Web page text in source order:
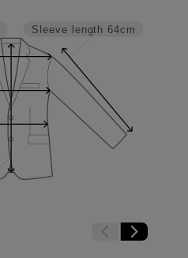
Sleeve length 64cm